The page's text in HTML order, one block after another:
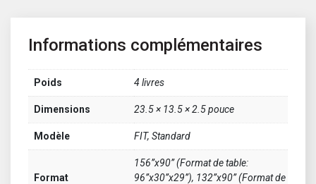
Informations complémentaires
Poids 4 livres
Dimensions 23.5 × 13.5 × 2.5 pouce
Modèle FIT, Standard
Format
156”x90” (Format de table:
96”x30”x29”), 132”x90” (Format de